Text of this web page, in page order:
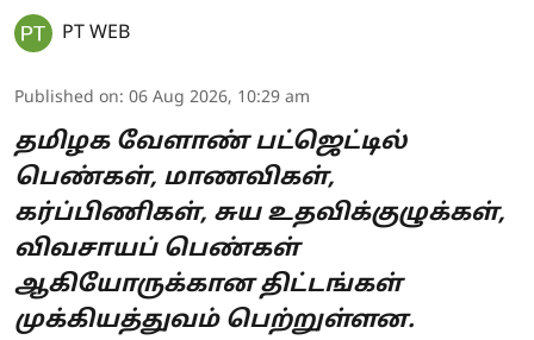
PT WEB
Published on: 06 Aug 2026, 10:29 am
தமிழக வேளாண் பட்ஜெட்டில்
பெண்கள், மாணவிகள்,
கர்ப்பிணிகள், சுய உதவிக்குழுக்கள்,
விவசாயப் பெண்கள்
ஆகியோருக்கான திட்டங்கள்
முக்கியத்துவம் பெற்றுள்ளன.